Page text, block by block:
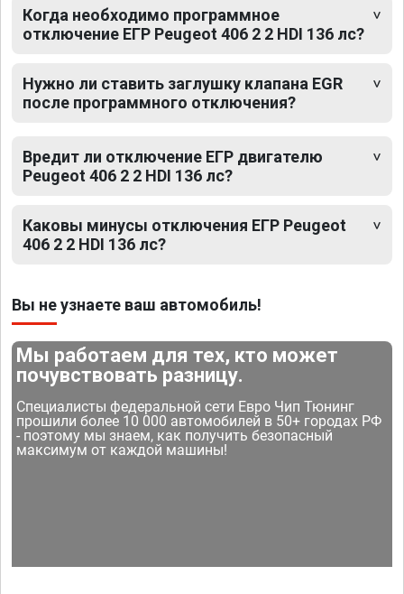
Когда необходимо программное
отключение ЕГР Peugeot 406 2 2 HDI 136 лс?
Нужно ли ставить заглушку клапана EGR
после программного отключения?
Вредит ли отключение ЕГР двигателю
Peugeot 406 2 2 HDI 136 лс?
Каковы минусы отключения ЕГР Peugeot
406 2 2 HDI 136 лс?
Вы не узнаете ваш автомобиль!
Мы работаем для тех, кто может
почувствовать разницу.
Специалисты федеральной сети Евро Чип Тюнинг
прошили более 10 000 автомобилей в 50+ городах РФ
- поэтому мы знаем, как получить безопасный
максимум от каждой машины!